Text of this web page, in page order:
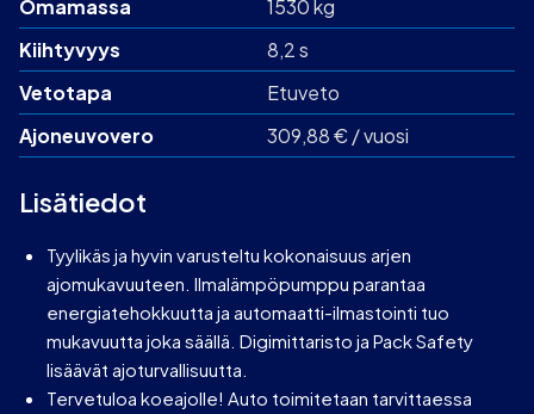
Omamassa
1530 kg
Kiihtyvyys
8,2 s
Vetotapa
Etuveto
Ajoneuvovero
309,88 € / vuosi
Lisätiedot
Tyylikäs ja hyvin varusteltu kokonaisuus arjen
ajomukavuuteen. Ilmalämpöpumppu parantaa
energiatehokkuutta ja automaatti-ilmastointi tuo
mukavuutta joka säällä. Digimittaristo ja Pack Safety
lisäävät ajoturvallisuutta.
Tervetuloa koeajolle! Auto toimitetaan tarvittaessa